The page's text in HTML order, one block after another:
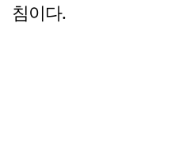
침이다.